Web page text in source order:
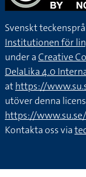
Svenskt
Institutionen för
under aCreative
DelaLika 4.0
athttps://
utöver denna
https://
Kontakta oss via